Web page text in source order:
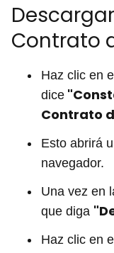
Contrato
Haz clic en
dice
Contrato
Esto abrirá
navegador.
Una vez en
que diga
Haz clic en